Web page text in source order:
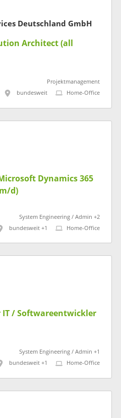
Deutschland GmbH
Architect (all
Projektmanagement
bundesweit
Home-Office
Dynamics 365
d)
System Engineering / Admin +2
bundesweit +1
Home-Office
/ Softwareentwickler
System Engineering / Admin +1
bundesweit +1
Home-Office